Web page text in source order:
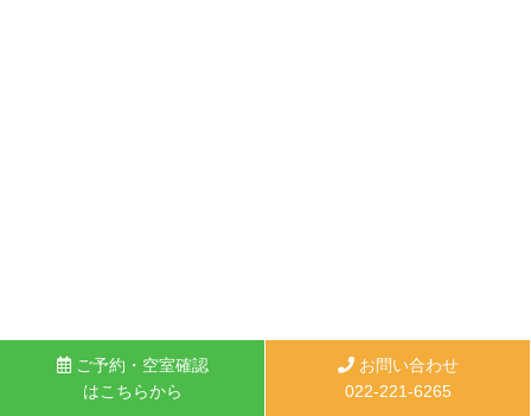
ご予約・空室確認
はこちらから
お問い合わせ
022-221-6265